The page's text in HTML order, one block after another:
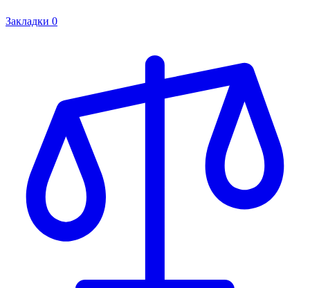
Закладки 0